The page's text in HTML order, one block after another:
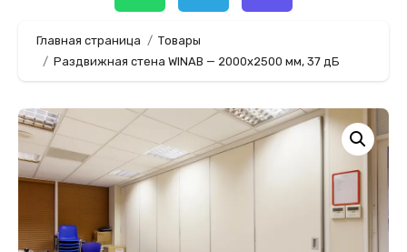
Главная страница
Товары
Раздвижная стена WINAB — 2000х2500 мм, 37 дБ